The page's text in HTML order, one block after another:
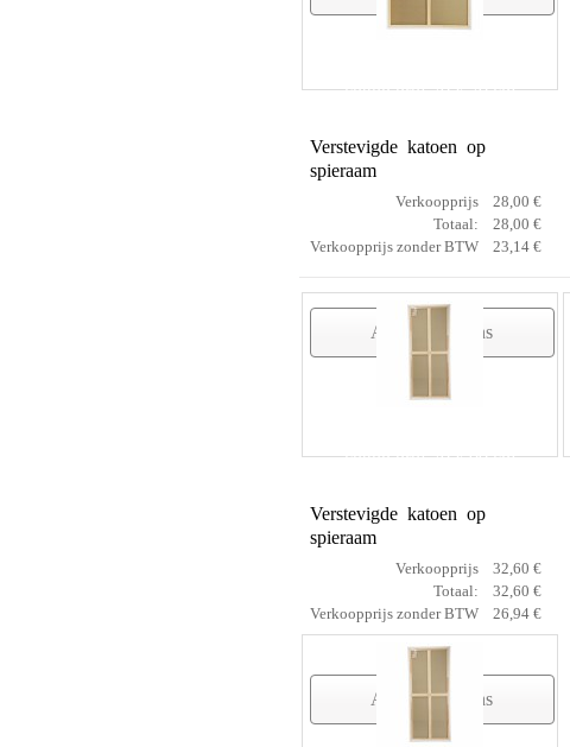
cotton prof 70 x 70 cm
Verstevigde katoen op
spieraam
Verkoopprijs
28,00 €
Totaal:
28,00 €
Verkoopprijs zonder BTW
23,14 €
Artikelgegevens
cotton prof 70 x 90 cm
Verstevigde katoen op
spieraam
Verkoopprijs
32,60 €
Totaal:
32,60 €
Verkoopprijs zonder BTW
26,94 €
Artikelgegevens